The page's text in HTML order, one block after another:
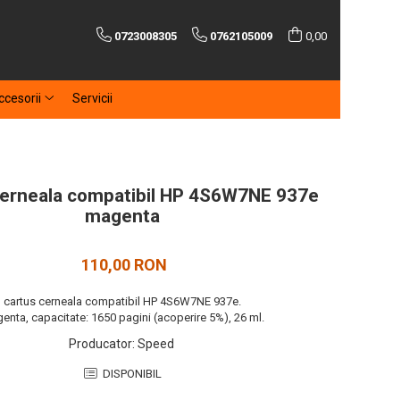
0723008305 0762105009 0,00
Servicii
compatibil HP 4S6W7NE 937e
magenta
110,00 RON
cartus cerneala compatibil HP 4S6W7NE 937e.
capacitate: 1650 pagini (acoperire 5%), 26 ml.
Producator: Speed
DISPONIBIL